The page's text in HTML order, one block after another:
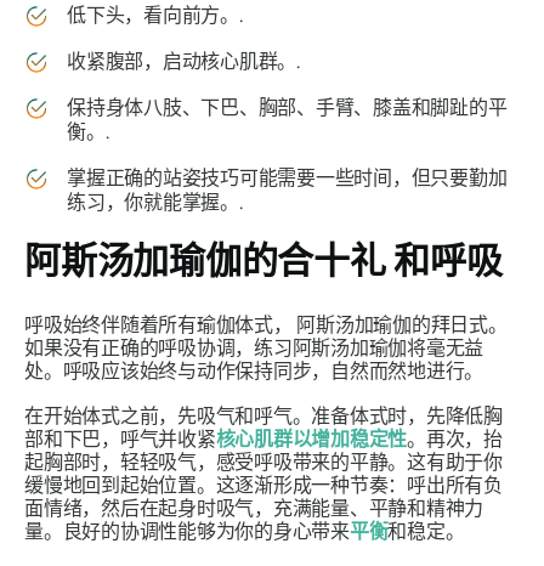
低下头，看向前方。.
收紧腹部，启动核心肌群。.
保持身体八肢、下巴、胸部、手臂、膝盖和脚趾的平
衡。.
掌握正确的站姿技巧可能需要一些时间，但只要勤加
练习，你就能掌握。.
阿斯汤加瑜伽的合十礼和呼吸
呼吸始终伴随着所有瑜伽体式， 阿斯汤加瑜伽的拜日式。
如果没有正确的呼吸协调，练习阿斯汤加瑜伽将毫无益
处。呼吸应该始终与动作保持同步，自然而然地进行。
在开始体式之前，先吸气和呼气。准备体式时，先降低胸
部和下巴，呼气并收紧核心肌群以增加稳定性。再次，抬
起胸部时，轻轻吸气，感受呼吸带来的平静。这有助于你
缓慢地回到起始位置。这逐渐形成一种节奏：呼出所有负
面情绪，然后在起身时吸气，充满能量、平静和精神力
量。良好的协调性能够为你的身心带来平衡和稳定。